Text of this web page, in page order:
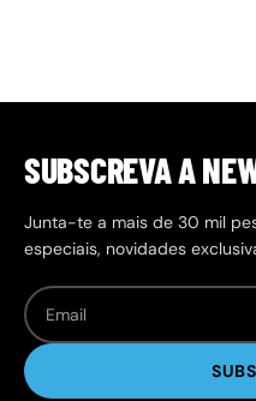
SUBSCREVA A
Junta-te a mais de 30 mil
especiais, novidades